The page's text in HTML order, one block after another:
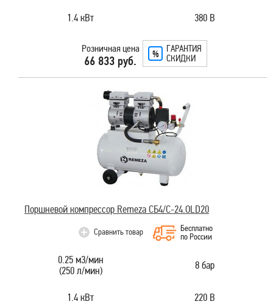
1.4 кВт 380 В
Розничная цена
66 833 руб.
ГАРАНТИЯ
СКИДКИ
Поршневой компрессор Remeza СБ4/C-24.OLD20
Сравнить товар
Бесплатно
по России
0.25 м3/мин
(250 л/мин)
8 бар
1.4 кВт 220 В